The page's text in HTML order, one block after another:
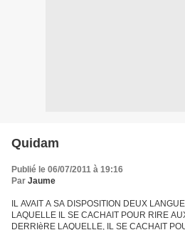
Quidam
Publié le 06/07/2011 à 19:16
Par Jaume
IL AVAIT A SA DISPOSITION DEUX
LAQUELLE IL SE CACHAIT POUR RIRE
DERRIèRE LAQUELLE, IL SE CACHAIT